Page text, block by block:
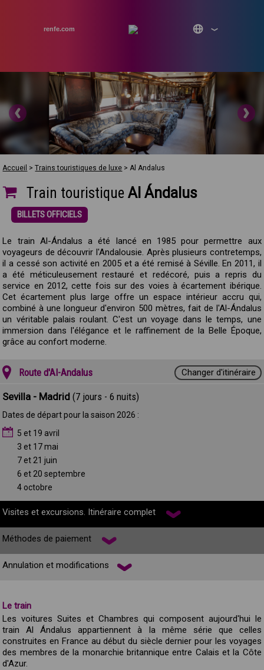
renfe.com
Accueil >Trains touristiques de luxe >Al Andalus
Train touristiqueAl Ándalus
BILLETS OFFICIELS
Le train Al-Ándalus a été lancé en 1985 pour permettre aux
voyageurs de découvrir l'Andalousie. Après plusieurs contretemps,
il a cessé son activité en 2005 et a été remisé à Séville. En 2011, il
a été méticuleusement restauré et redécoré, puis a repris du
service en 2012, cette fois sur des voies à écartement ibérique.
Cet écartement plus large offre un espace intérieur accru qui,
combiné à une longueur d'environ 500 mètres, fait de l'Al-Ándalus
un véritable palais roulant. C'est un voyage dans le temps, une
immersion dans l'élégance et le raffinement de la Belle Époque,
grâce au confort moderne.
Route d'Al-Andalus Changer d'itinéraire
Sevilla - Madrid (7 jours - 6 nuits)
Dates de départ pour la saison 2026 :
5 et 19 avril
3 et 17 mai
7 et 21 juin
6 et 20 septembre
4 octobre
Visites et excursions. Itinéraire complet
Méthodes de paiement
Annulation et modifications
Le train
Les voitures Suites et Chambres qui composent aujourd'hui le
train Al Ándalus appartiennent à la même série que celles
construites en France au début du siècle dernier pour les voyages
des membres de la monarchie britannique entre Calais et la Côte
d'Azur.